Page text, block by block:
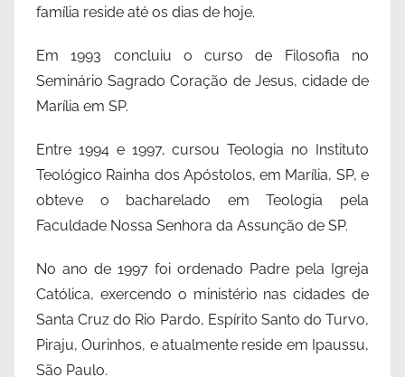
família reside até os dias de hoje.
Em 1993 concluiu o curso de Filosofia no
Seminário Sagrado Coração de Jesus, cidade de
Marília em SP.
Entre 1994 e 1997, cursou Teologia no Instituto
Teológico Rainha dos Apóstolos, em Marília, SP, e
obteve o bacharelado em Teologia pela
Faculdade Nossa Senhora da Assunção de SP.
No ano de 1997 foi ordenado Padre pela Igreja
Católica, exercendo o ministério nas cidades de
Santa Cruz do Rio Pardo, Espírito Santo do Turvo,
Piraju, Ourinhos, e atualmente reside em Ipaussu,
São Paulo.